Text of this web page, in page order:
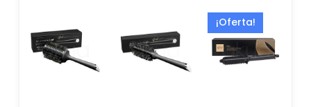
¡Oferta!
original
era:
El
precio
actual
es: